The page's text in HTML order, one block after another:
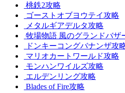
桃鉄2攻略
ゴーストオブヨウテイ攻略
メタルギアデルタ攻略
牧場物語 風のグランドバザ
ドンキーコングバナンザ攻
マリオカートワールド攻略
モンハンワイルズ攻略
エルデンリング攻略
Blades of Fire攻略